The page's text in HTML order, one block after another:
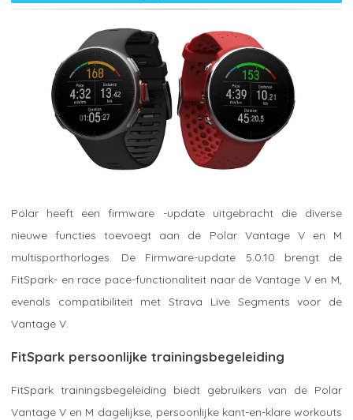
Polar heeft een firmware -update uitgebracht die diverse
nieuwe functies toevoegt aan de Polar Vantage V en M
multisporthorloges. De Firmware-update 5.0.10 brengt de
FitSpark- en race pace-functionaliteit naar de Vantage V en M,
evenals compatibiliteit met Strava Live Segments voor de
Vantage V.
FitSpark persoonlijke trainingsbegeleiding
FitSpark trainingsbegeleiding biedt gebruikers van de Polar
Vantage V en M dagelijkse, persoonlijke kant-en-klare workouts